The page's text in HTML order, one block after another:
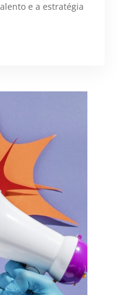
e a estratégia